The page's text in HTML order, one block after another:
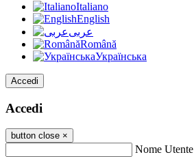
Italiano
English
عربى
Română
Українська
Accedi
Accedi
button close ×
Nome Utente